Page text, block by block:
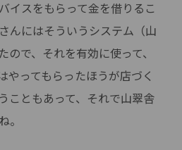
イスをもらって金を借りるこ
んにはそういうシステム（山
ので、それを有効に使って、
やってもらったほうが店づく
こともあって、それで山翠舎
。